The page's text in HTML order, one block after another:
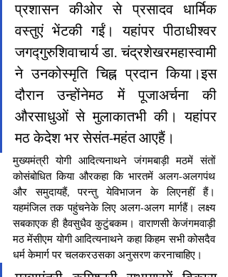
प्रशासन कीओर से प्रसादव धार्मिक
वस्‍तुएं भेंटकी गईं। यहांपर पीठाधीश्वर
जगद्गुरुशिवाचार्य डा. चंद्रशेखरमहास्वामी
ने उनकोस्मृति चिह्न प्रदान किया।इस
दौरान उन्होंनेमठ में पूजाअर्चना की
औरसाधुओं से मुलाकातभी की। यहांपर
मठ केदेश भर सेसंत-महंत आएहैं।
मुख्यमंत्री योगी आदित्यनाथने जंगमबाड़ी मठमें संतों
कोसंबोधित किया औरकहा कि भारतमें अलग-अलगपंथ
और समुदायहैं, परन्तु येविभाजन के लिएनहीं हैं।
यहमंजिल तक पहुंचनेके लिए अलग-अलग मार्गहैं। लक्ष्य
सबकाएक ही हैवसुधैव कुटुंबकम। वाराणसी केजंगमवाड़ी
मठ मेंसीएम योगी आदित्यनाथने कहा किहम सभी कोसदैव
धर्म केमार्ग पर चलकरउसका अनुसरण करनाचाहिए।